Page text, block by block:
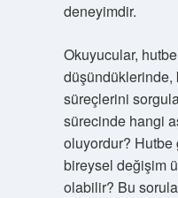
deneyimdir.
Okuyucular,
düşündüklerinde,
süreçlerini
sürecinde hangi
oluyordur? Hutbe
bireysel değişim
olabilir? Bu